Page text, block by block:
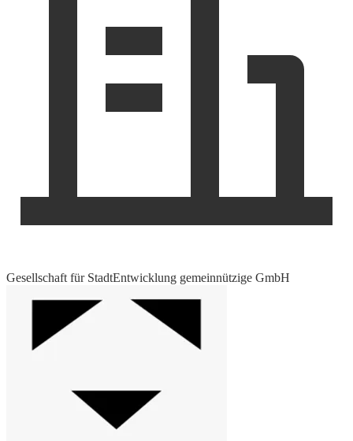
Gesellschaft für StadtEntwicklung gemeinnützige GmbH